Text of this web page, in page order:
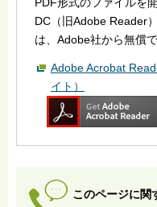
DC（旧Adobe Reader
は、Adobe社から無償
Adobe Acrobat
イト）
このページに関